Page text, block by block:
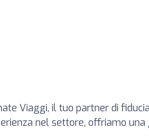
Viaggi, il tuo partner di
nel settore, offriamo